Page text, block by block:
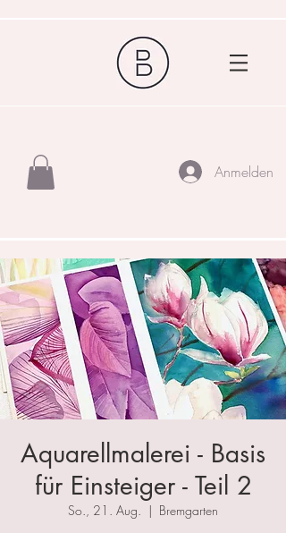
Anmelden
Aquarellmalerei - Basis
für Einsteiger - Teil 2
So., 21. Aug.
  |
Bremgarten